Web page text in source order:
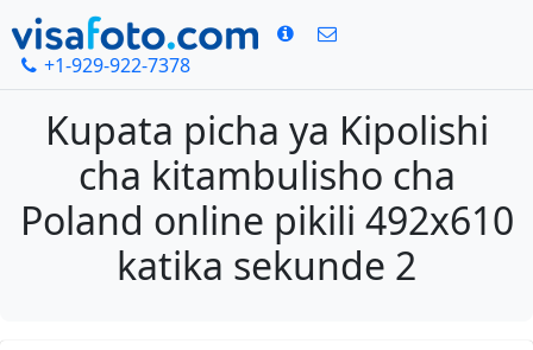
+1-929-922-7378
Kupata picha ya Kipolishi
cha kitambulisho cha
Poland online pikili 492x610
katika sekunde 2